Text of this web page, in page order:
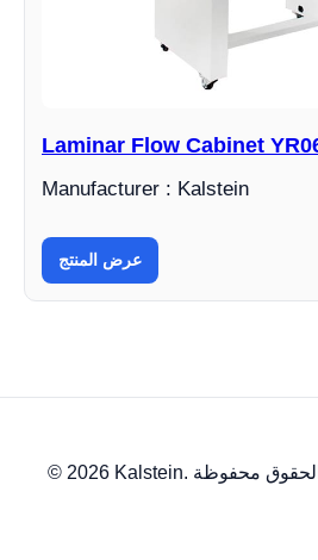
Laminar Flow Cabinet
Manufacturer : Kalstein
عرض المنتج